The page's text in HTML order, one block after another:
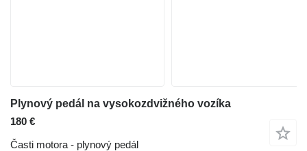
Plynový pedál na vysokozdvižného vozíka
180 €
Časti motora - plynový pedál